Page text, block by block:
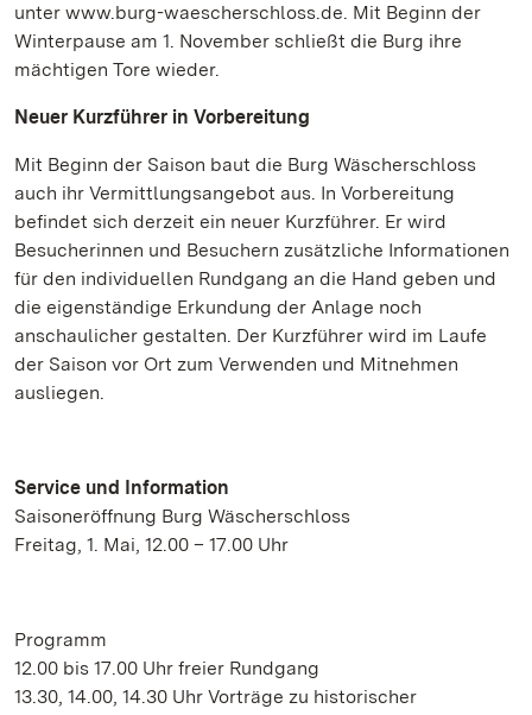
unter www.burg-waescherschloss.de. Mit Beginn der
Winterpause am 1. November schließt die Burg ihre
mächtigen Tore wieder.
Neuer Kurzführer in Vorbereitung
Mit Beginn der Saison baut die Burg Wäscherschloss
auch ihr Vermittlungsangebot aus. In Vorbereitung
befindet sich derzeit ein neuer Kurzführer. Er wird
Besucherinnen und Besuchern zusätzliche Informationen
für den individuellen Rundgang an die Hand geben und
die eigenständige Erkundung der Anlage noch
anschaulicher gestalten. Der Kurzführer wird im Laufe
der Saison vor Ort zum Verwenden und Mitnehmen
ausliegen.
Service und Information
Saisoneröffnung Burg Wäscherschloss
Freitag, 1. Mai, 12.00 – 17.00 Uhr
Programm
12.00 bis 17.00 Uhr freier Rundgang
13.30, 14.00, 14.30 Uhr Vorträge zu historischer